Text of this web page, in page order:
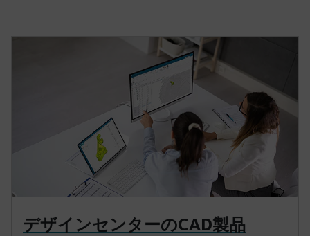
デザインセンターのCAD製品